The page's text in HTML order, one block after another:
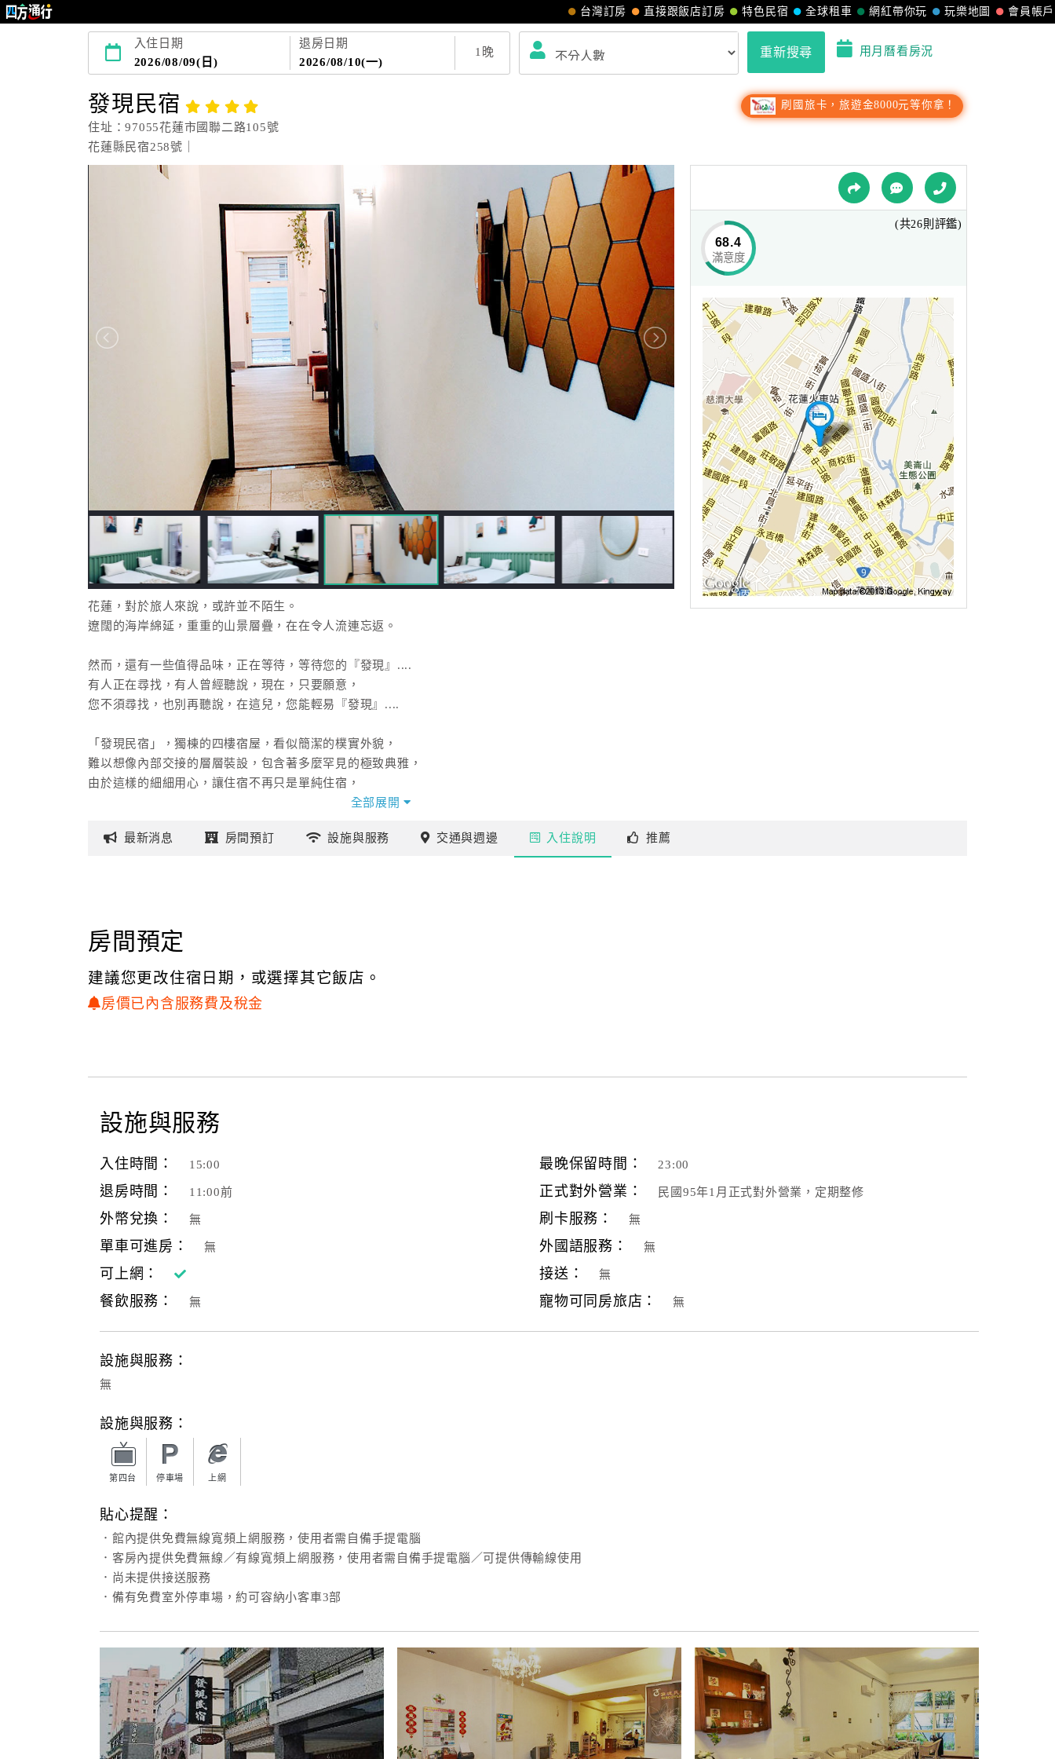
會員帳戶
玩樂地圖
網紅帶你玩
全球租車
特色民宿
直接跟飯店訂房
台灣訂房
入住日期
2026/08/09(日)
退房日期
2026/08/10(一)
1 晚 重新搜尋 用月曆看房況
發現民宿
住址：97055花蓮市國聯二路105號
花蓮縣民宿258號｜
刷國旅卡，旅遊金8000元等你拿！
花蓮，對於旅人來說，或許並不陌生。
遼闊的海岸綿延，重重的山景層疊，在在令人流連忘返。
然而，還有一些值得品味，正在等待，等待您的『發現』....
有人正在尋找，有人曾經聽說，現在，只要願意，
您不須尋找，也別再聽說，在這兒，您能輕易『發現』....
「發現民宿」，獨棟的四樓宿屋，看似簡潔的樸實外貌，
難以想像內部交接的層層裝設，包含著多麼罕見的極致典雅，
由於這樣的細細用心，讓住宿不再只是單純住宿，
除了能夠沈浸在享受的無形氣氛，一種視覺上的真實觸動，
全部展開
68.4
滿意度
(共26則評鑑)
最新消息 房間預訂 設施與服務 交通與週邊 入住說明 推薦
房間預定
建議您更改住宿日期，或選擇其它飯店。
房價已內含服務費及稅金
設施與服務
入住時間： 15:00 最晚保留時間： 23:00
退房時間： 11:00前 正式對外營業： 民國95年1月正式對外營業，定期整修
外幣兌換： 無 刷卡服務： 無
單車可進房： 無 外國語服務： 無
可上網： 接送： 無
餐飲服務： 無 寵物可同房旅店： 無
設施與服務：
無
設施與服務：
第四台 停車場 上網
貼心提醒：
．館內提供免費無線寬頻上網服務，使用者需自備手提電腦
．客房內提供免費無線／有線寬頻上網服務，使用者需自備手提電腦／可提供傳輸線使用
．尚未提供接送服務
．備有免費室外停車場，約可容納小客車3部